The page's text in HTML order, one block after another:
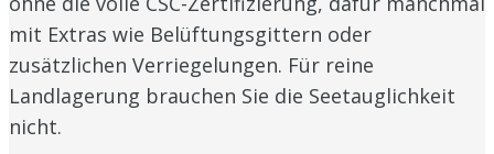
mit Extras wie Belüftungsgittern oder
zusätzlichen Verriegelungen. Für reine
Landlagerung brauchen Sie die Seetauglichkeit
nicht.